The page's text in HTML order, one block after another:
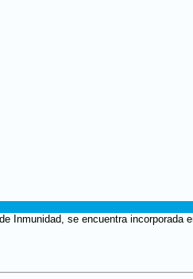
Inmunidad, se encuentra